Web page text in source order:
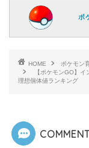
ポ
HOME ポケモン
【ポケモンGO】
理想個体値ランキング